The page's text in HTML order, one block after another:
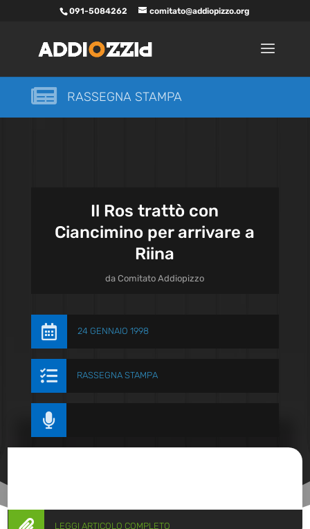
091-5084262 comitato@addiopizzo.org
 RASSEGNA STAMPA
Il Ros trattò con
Ciancimino per arrivare a
Riina
daComitato Addiopizzo
 24 GENNAIO 1998
 RASSEGNA STAMPA

LEGGI ARTICOLO COMPLETO